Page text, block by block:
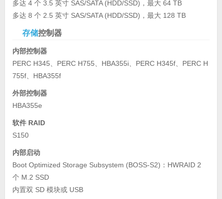
多达 4 个 3.5 英寸 SAS/SATA (HDD/SSD)，最大 64 TB
多达 8 个 2.5 英寸 SAS/SATA (HDD/SSD)，最大 128 TB
存储控制器
内部控制器
PERC H345、PERC H755、HBA355i、PERC H345f、PERC H
755f、HBA355f
外部控制器
HBA355e
软件 RAID
S150
内部启动
Boot Optimized Storage Subsystem (BOSS-S2)：HWRAID 2
个 M.2 SSD
内置双 SD 模块或 USB